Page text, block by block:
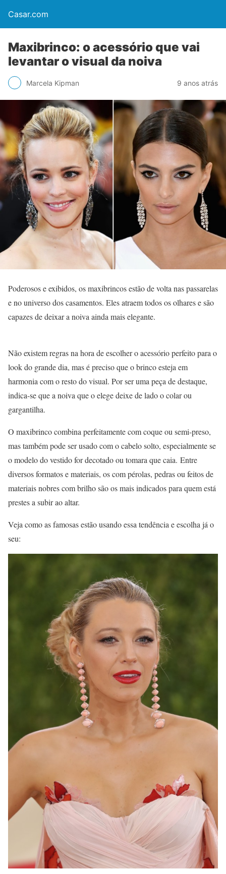
Casar.com
Maxibrinco: o acessório que vai
levantar o visual da noiva
Marcela Kipman 9 anos atrás
Poderosos e exibidos, os maxibrincos estão de volta nas passarelas
e no universo dos casamentos. Eles atraem todos os olhares e são
capazes de deixar a noiva ainda mais elegante.
Não existem regras na hora de escolher o acessório perfeito para o
look do grande dia, mas é preciso que o brinco esteja em
harmonia com o resto do visual. Por ser uma peça de destaque,
indica-se que a noiva que o elege deixe de lado o colar ou
gargantilha.
O maxibrinco combina perfeitamente com coque ou semi-preso,
mas também pode ser usado com o cabelo solto, especialmente se
o modelo do vestido for decotado ou tomara que caia. Entre
diversos formatos e materiais, os com pérolas, pedras ou feitos de
materiais nobres com brilho são os mais indicados para quem está
prestes a subir ao altar.
Veja como as famosas estão usando essa tendência e escolha já o
seu: